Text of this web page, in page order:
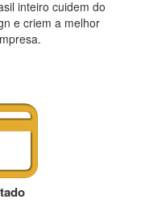
inteiro cuidem do
e criem a melhor